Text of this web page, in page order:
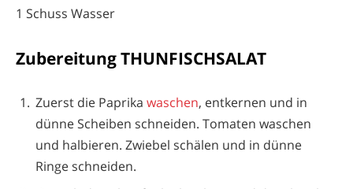
1 Schuss Wasser
Zubereitung THUNFISCHSALAT
Zuerst die Paprika waschen, entkernen und in
dünne Scheiben schneiden. Tomaten waschen
und halbieren. Zwiebel schälen und in dünne
Ringe schneiden.